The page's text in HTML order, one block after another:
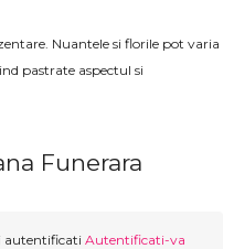
Nuantele si florile pot varia
pastrate aspectul si
Funerara
autentificati Autentificati-va